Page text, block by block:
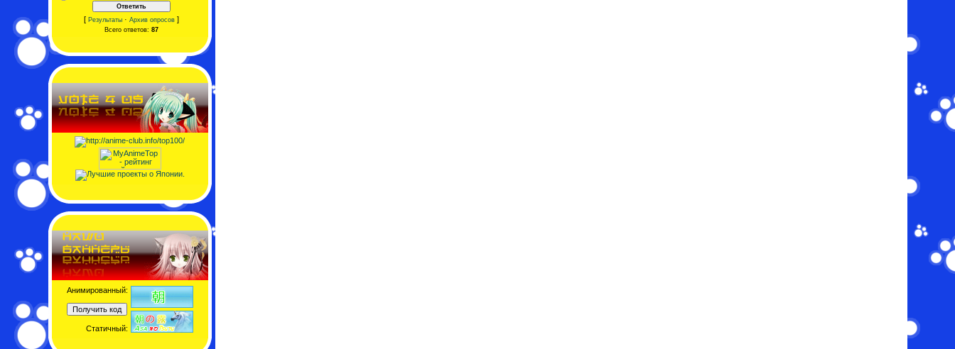
[ Результаты · Архив опросов ]
Всего ответов: 87
Анимированный:
Статичный: